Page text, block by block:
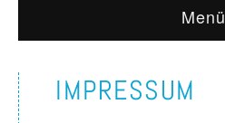
Menü
IMPRESSUM